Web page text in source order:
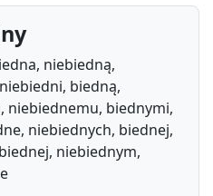
niebiedną,
biedną,
niebiednemu, biednymi,
niebiednych, biednej,
niebiednym,